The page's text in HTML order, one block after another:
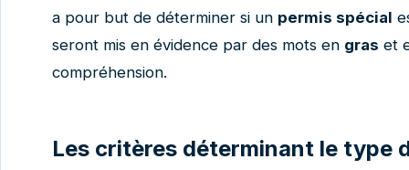
a pour but de déterminer si un permis spécial
seront mis en évidence par des mots en gras et
compréhension.
Les critères déterminant le type